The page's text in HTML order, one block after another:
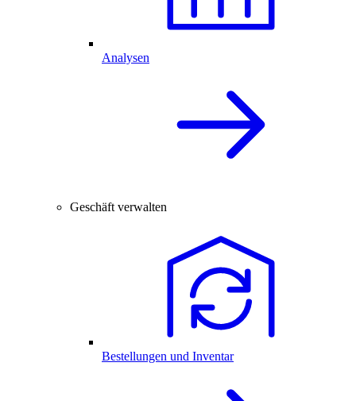
Analysen
Geschäft verwalten
Bestellungen und Inventar